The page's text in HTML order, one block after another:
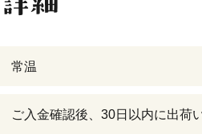
常温
ご入金確認後、30日以内に出荷